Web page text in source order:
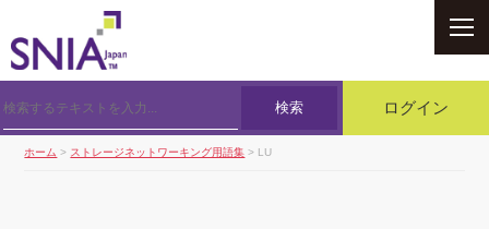
検索 ログイン
ホーム > ストレージネットワーキング用語集 > LU